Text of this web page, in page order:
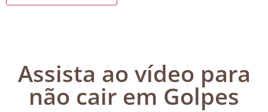
Assista ao vídeo para
não cair em Golpes